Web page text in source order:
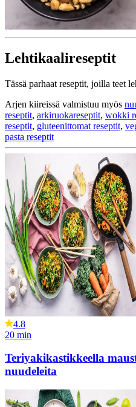
Lehtikaalireseptit
Tässä parhaat reseptit, joilla teet
Arjen kiireissä valmistuu myös
reseptit, arkiruokareseptit, wokki
reseptit, gluteenittomat reseptit,
pasta reseptit
4.8
20 min
Teriyakikastikkeella
nuudeleita